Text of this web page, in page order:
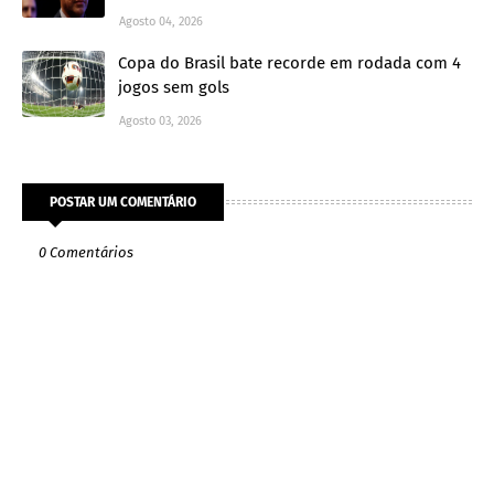
Agosto 04, 2026
Copa do Brasil bate recorde em rodada com 4
jogos sem gols
Agosto 03, 2026
POSTAR UM COMENTÁRIO
0 Comentários